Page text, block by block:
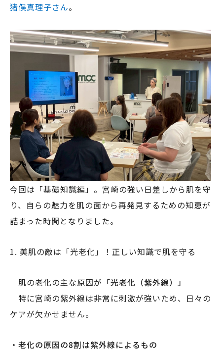
猪俣真理子さん。
今回は「基礎知識編」。宮崎の強い日差しから肌を守
り、自らの魅力を肌の面から再発見するための知恵が
詰まった時間となりました。
1. 美肌の敵は「光老化」！正しい知識で肌を守る
肌の老化の主な原因が 「光老化（紫外線）」
特に宮崎の紫外線は非常に刺激が強いため、日々の
ケアが欠かせません。
・老化の原因の8割は紫外線によるもの